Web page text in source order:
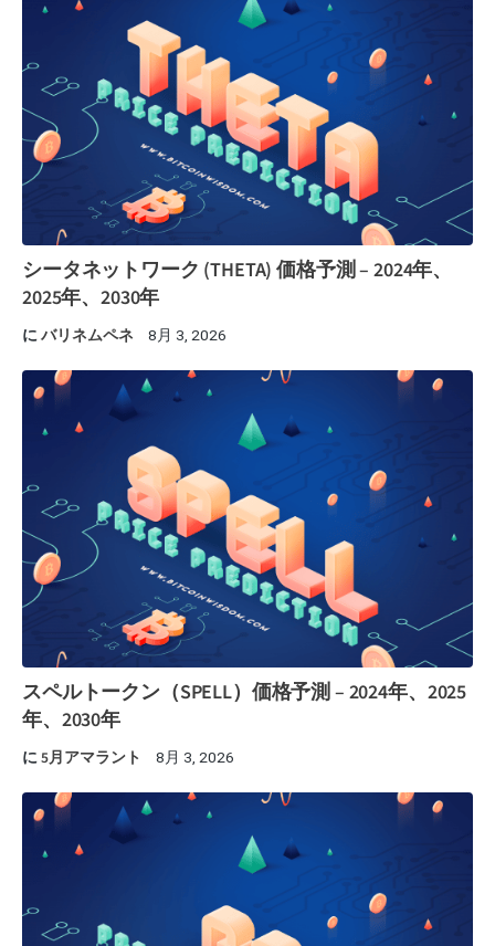
シータネットワーク (THETA) 価格予測 – 2024年、
2025年、2030年
にバリネムペネ 8月 3, 2026
スペルトークン（SPELL）価格予測 – 2024年、2025
年、2030年
に5月アマラント 8月 3, 2026